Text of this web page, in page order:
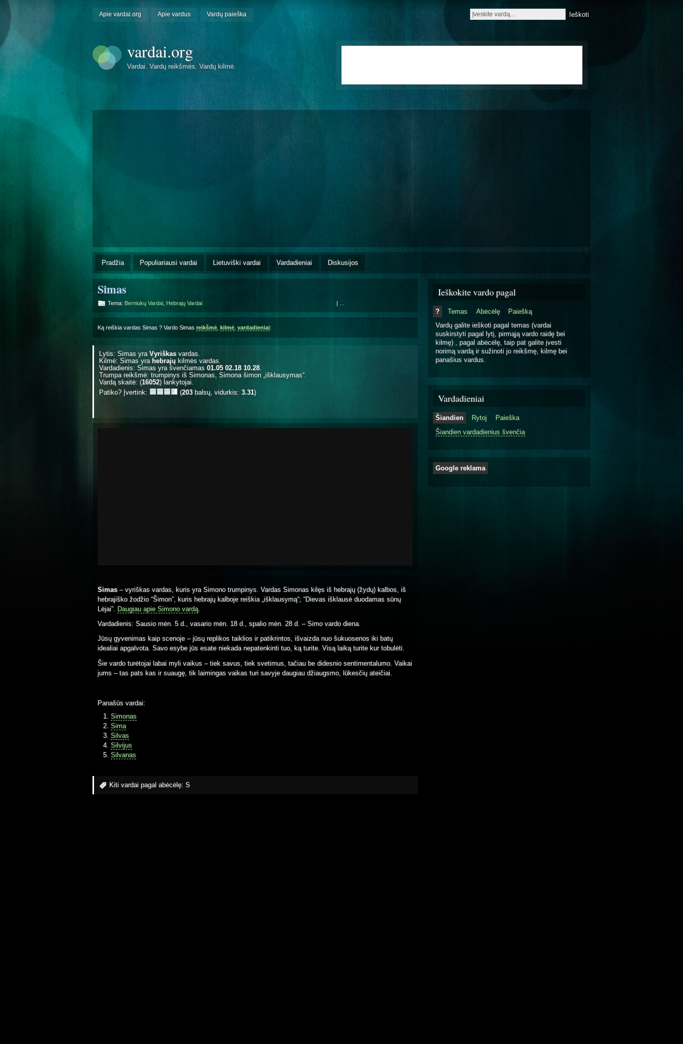
Apie vardai.org Apie vardus Vardų paieška
vardai.org
Vardai. Vardų reikšmės. Vardų kilmė.
Pradžia Populiariausi vardai Lietuviški vardai Vardadieniai Diskusijos
Simas
Tema: Berniukų Vardai Hebrajų Vardai |
Ką reiškia vardas Simas ? Vardo Simas reikšmė kilmė vardadieniai:
Lytis: Simas yra Vyriškas vardas.
Kilmė: Simas yra hebrajų kilmės vardas.
Vardadienis: Simas yra švenčiamas 01.05 02.18 10.28
Trumpa reikšmė: trumpinys iš Simonas, Simona šimon „išklausymas“.
Vardą skaitė: (16052) lankytojai.
Patiko? Įvertink:
(203 balsų, vidurkis: 3.31)
Simas – vyriškas vardas, kuris yra Simono trumpinys. Vardas Simonas kilęs iš hebrajų (žydų) kalbos, iš
hebrajiško žodžio “Šimon”, kuris hebrajų kalboje reiškia „išklausymą“; “Dievas išklausė duodamas sūnų
Lėjai”.
Daugiau apie Simono vardą
Vardadienis: Sausio mėn. 5 d., vasario mėn. 18 d., spalio mėn. 28 d. – Simo vardo diena.
Jūsų gyvenimas kaip scenoje – jūsų replikos taiklios ir patikrintos, išvaizda nuo šukuosenos iki batų
idealiai apgalvota. Savo esybe jūs esate niekada nepatenkinti tuo, ką turite. Visą laiką turite kur tobulėti.
Šie vardo turėtojai labai myli vaikus – tiek savus, tiek svetimus, tačiau be didesnio sentimentalumo. Vaikai
jums – tas pats kas ir suaugę, tik laimingas vaikas turi savyje daugiau džiaugsmo, lūkesčių ateičiai.
Panašūs vardai:
Simonas
Sima
Silvas
Silvijus
Silvanas
Kiti vardai pagal abėcėlę: S
Ieškokite vardo pagal
? Temas Abėcėlę
Paiešką
Vardų galite ieškoti pagal temas (vardai
suskirstyti pagal lytį, pirmąją vardo raidę bei
kilmę) , pagal abėcėlę, taip pat galite įvesti
norimą vardą ir sužinoti jo reikšmę, kilmę bei
panašius vardus.
Vardadieniai
Šiandien Rytoj
Paieška
Šiandien vardadienius švenčia
Google reklama